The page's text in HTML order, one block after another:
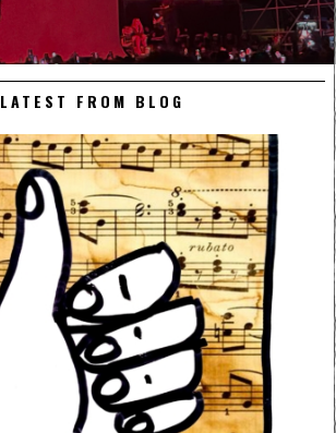
LATEST FROM BLOG